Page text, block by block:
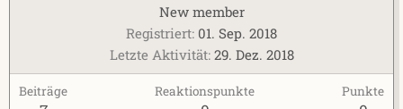
New member
Registriert 01. Sep. 2018
Letzte Aktivität 29. Dez. 2018
Beiträge Reaktionspunkte Punkte